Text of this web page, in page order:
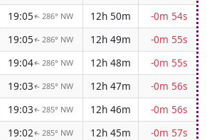
19:05↑ 286° NW 12h 50m
-0m 54s
19:05↑ 286° NW 12h 49m
-0m 55s
19:04↑ 286° NW 12h 48m
-0m 55s
19:03↑ 285° NW 12h 47m
-0m 56s
19:03↑ 285° NW 12h 46m
-0m 56s
19:02↑ 285° NW 12h 45m
-0m 57s